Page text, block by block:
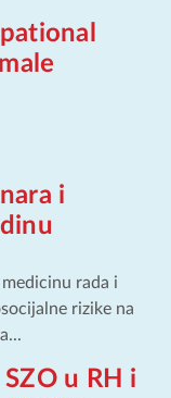
i
rada i
rizike na
u RH i